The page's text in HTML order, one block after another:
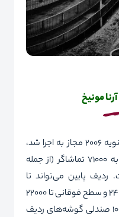
آرنا مونیخ
با تأیید تغییراتی در شهر که در 16 ژانویه 2006 مجاز به اجرا شد،
ظرفیت قانونی ورزشگاه از 69،000 به 71000 تماشاگر (از جمله
ردیف پایین می‌تواند تا
20،000 تماشاچی، سطح میانی تا 24000 و سطح فوقانی تا 22000
تماشاچی را در خود جای دهد. 10،400 صندلی گوشه‌های ردیف